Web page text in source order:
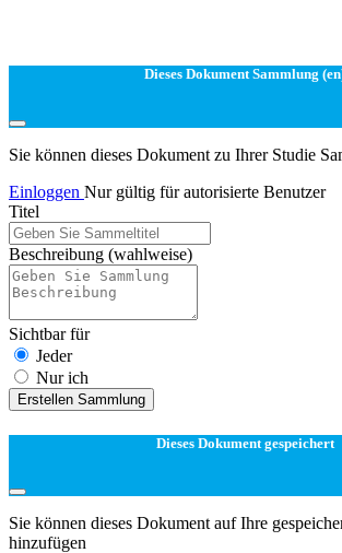
Dieses Dokument Sammlung
Sie können dieses Dokument zu Ihrer Studie
Einloggen Nur gültig für autorisierte Benutzer
Titel
Beschreibung (wahlweise)
Sichtbar für
Jeder
Nur ich
Erstellen Sammlung
Dieses Dokument gespeichert
Sie können dieses Dokument auf Ihre
hinzufügen